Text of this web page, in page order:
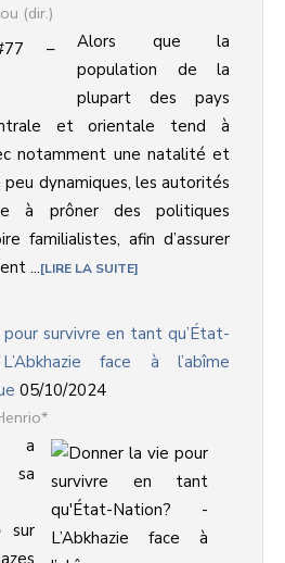
(dir.)
Alors que la
population de la
plupart des pays
et orientale tend à
notamment une natalité et
dynamiques, les autorités
à prôner des politiques
familialistes, afin d’assurer
... LIRE LA SUITE
survivre en tant qu’État-
face à l’abîme
05/10/2024
a
sa
sur